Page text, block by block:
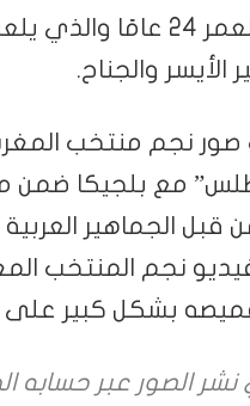
البالغ من العمر
الأيسر والجناح.
نجم منتخب
قبل الجماهير
نجم المنتخب
بشكل كبير على
الصور عبر حسابه